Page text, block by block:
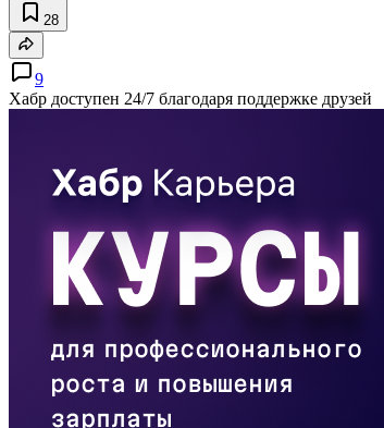
28
9
Хабр доступен 24/7 благодаря поддержке друзей